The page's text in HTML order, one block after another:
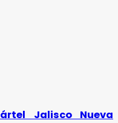
Jalisco Nueva